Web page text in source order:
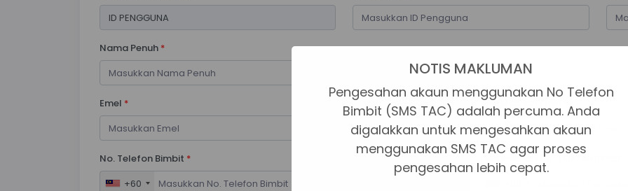
Nama Penuh *
Emel * Pengesahan Emel
No. Telefon Bimbit *
+60
Pengesahan No. Telefon Bimbit
NOTIS MAKLUMAN
Pengesahan akaun menggunakan No Telefon
Bimbit (SMS TAC) adalah percuma. Anda
digalakkan untuk mengesahkan akaun
menggunakan SMS TAC agar proses
pengesahan lebih cepat.